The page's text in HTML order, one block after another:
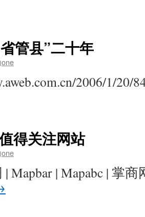
管县”二十年
one
2006/1/
得关注网站
one
Mapbar | Mapabc | 掌